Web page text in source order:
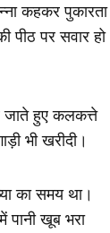
कहकर पुकारता
पीठ पर सवार हो
जाते हुए कलकत्ते
भी खरीदी।
का समय था।
पानी खूब भरा